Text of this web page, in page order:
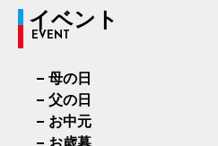
イベント
EVENT
母の日
父の日
お中元